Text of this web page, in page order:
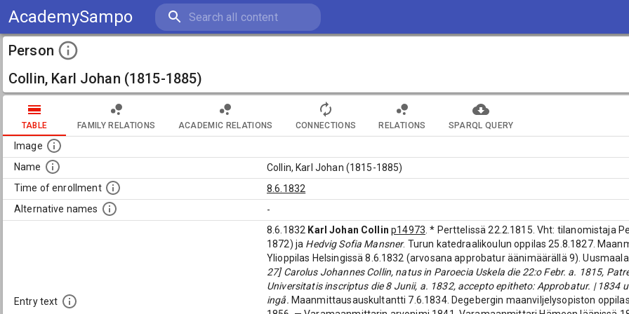
AcademySampo
Person
Collin, Karl Johan (1815-1885)
TABLE FAMILY RELATIONS ACADEMIC RELATIONS CONNECTIONS RELATIONS SPARQL QUERY
Image
Name
Collin, Karl Johan (1815-1885)
Time of enrollment
8.6.1832
Alternative names
-
Entry text
8.6.1832 Karl Johan Collin p14973 . * Perttelissä 22.2.1815. Vht: tilanomistaja
1872) ja Hedvig Sofia Mansner. Turun katedraalikoulun oppilas 25.8.1827.
Ylioppilas Helsingissä 8.6.1832 (arvosana approbatur äänimäärällä 9).
27] Carolus Johannes Collin, natus in Paroecia Uskela die 22:o Febr. a. 1815,
Universitatis inscriptus die 8 Junii, a. 1832, accepto epitheto: Approbatur. |
ingå. Maanmittausauskultantti 7.6.1834. Degebergin maanviljelysopiston